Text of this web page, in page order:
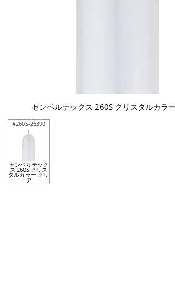
センペルテックス 260S クリスタルカラ
#260S-26390
センペルテック
ス 260S クリス
タルカラー クリ
ア